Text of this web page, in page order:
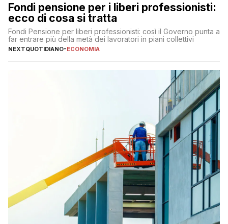
Fondi pensione per i liberi professionisti:
ecco di cosa si tratta
Fondi Pensione per liberi professionisti: così il Governo punta a
far entrare più della metà dei lavoratori in piani collettivi
NEXTQUOTIDIANO-ECONOMIA